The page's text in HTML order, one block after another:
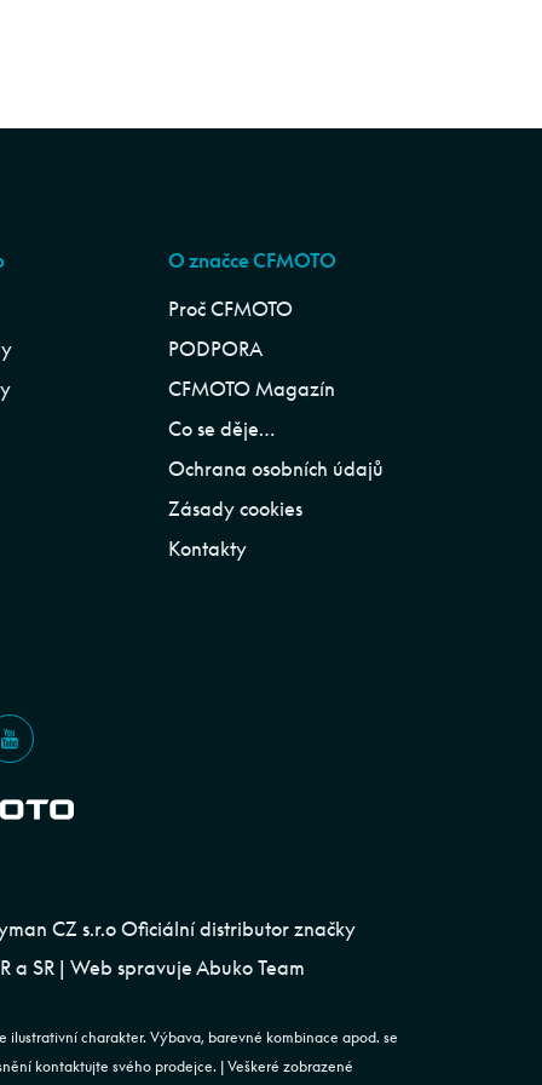
O značce CFMOTO
Proč CFMOTO
PODPORA
CFMOTO Magazín
Co se děje…
Ochrana osobních údajů
Zásady cookies
Kontakty
CZ s.r.o Oficiální distributor značky
a SR | Web spravuje Abuko Team
ilustrativní charakter. Výbava, barevné kombinace apod. se
kontaktujte svého prodejce. | Veškeré zobrazené